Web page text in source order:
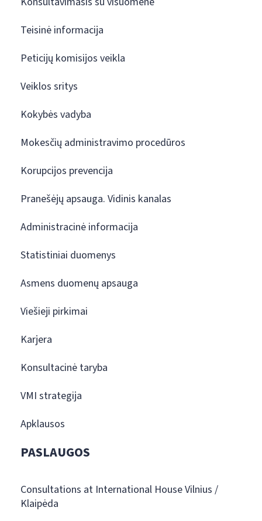
Teisinė informacija
Peticijų komisijos veikla
Veiklos sritys
Kokybės vadyba
Mokesčių administravimo procedūros
Korupcijos prevencija
Pranešėjų apsauga. Vidinis kanalas
Administracinė informacija
Statistiniai duomenys
Asmens duomenų apsauga
Viešieji pirkimai
Karjera
Konsultacinė taryba
VMI strategija
Apklausos
PASLAUGOS
Consultations at International House Vilnius /
Klaipėda